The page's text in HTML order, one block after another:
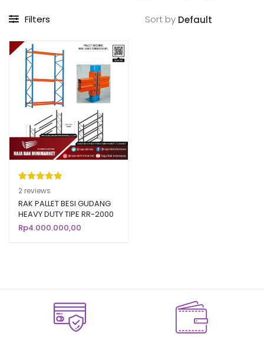
Filters Sort by
Peringkat
5.00 dari 5
berdasarka
n
2
penilaian
2 reviews
RAK PALLET BESI GUDANG
HEAVY DUTY TIPE RR-2000
RAJA RAK
Rp4.000.000,00